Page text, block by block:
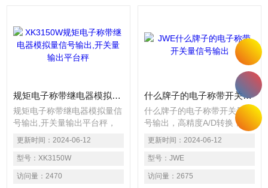
输出。Z多可串接4个IO扩展
盒，总IO数量可达到40入40
出2个独立的异步串行通讯接
确输出，可校准; 上下限报警
输出设置;
规矩电子称带继电器模拟量信号输出,开关量输出平台秤
规矩电子称带继电器模拟量信
号输出,开关量输出平台秤，
可读性达1/30000；调用内码
显示方便，替代感量砝码观察
及分析允差；特殊的软件技
术，增强系统的抗振动能力；
零位跟踪范围、置零（开机/
更新时间： 2024-06-12
型号： XK3150W
访问量： 2470
什么牌子的电子称带开关量信号输出
什么牌子的电子称带开关量信
号输出，高精度A/D转换，可
读性达1/30000；调用内码显
示方便，替代感量砝码观察及
分析允差；特殊的软件技术，
增强系统的抗振动能力；零位
跟踪范围、置零（开机/手
更新时间： 2024-06-12
型号： JWE
访问量： 2675